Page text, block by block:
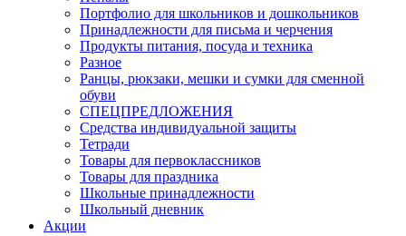
Портфолио для школьников и дошкольников
Принадлежности для письма и черчения
Продукты питания, посуда и техника
Разное
Ранцы, рюкзаки, мешки и сумки для сменной
обуви
СПЕЦПРЕДЛОЖЕНИЯ
Средства индивидуальной защиты
Тетради
Товары для первоклассников
Товары для праздника
Школьные принадлежности
Школьный дневник
Акции